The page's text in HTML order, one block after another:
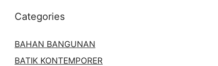
Categories
BAHAN BANGUNAN
BATIK KONTEMPORER